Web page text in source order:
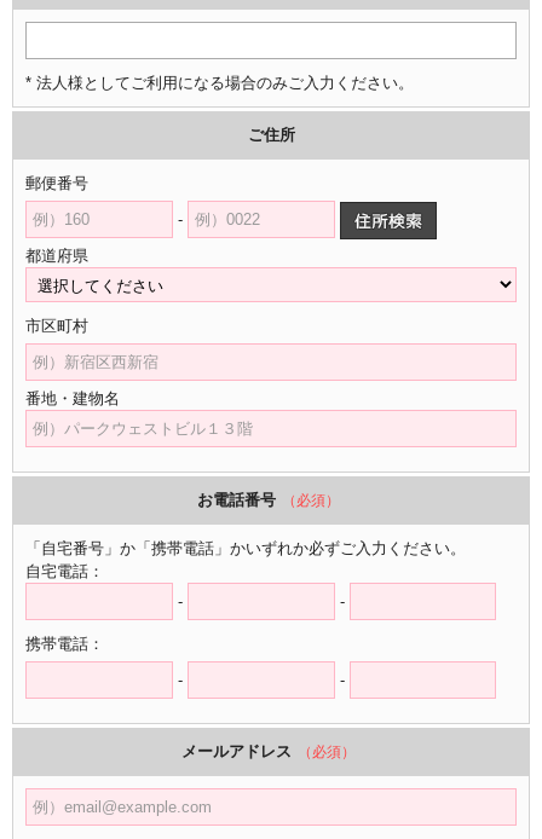
* 法人様としてご利用になる場合のみご入力ください。
ご住所
郵便番号
-
都道府県
市区町村
番地・建物名
お電話番号 （必須）
「自宅番号」か「携帯電話」かいずれか必ずご入力ください。
自宅電話：
-
-
携帯電話：
-
-
メールアドレス （必須）